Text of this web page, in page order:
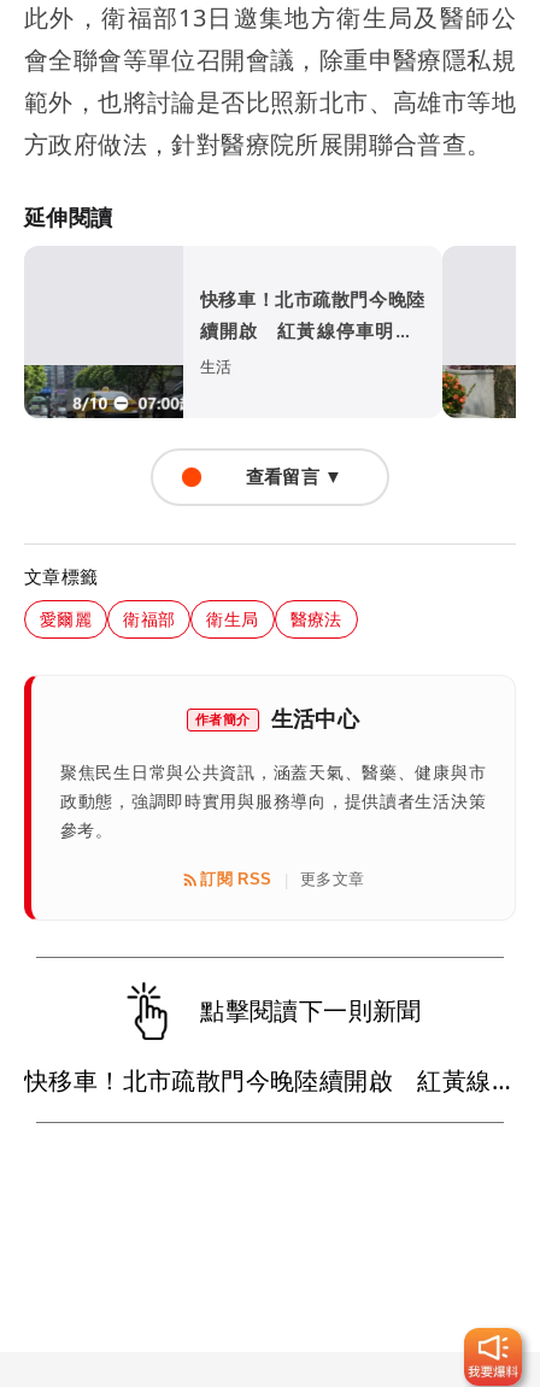
此外，衛福部13日邀集地方衛生局及醫師公
會全聯會等單位召開會議，除重申醫療隱私規
範外，也將討論是否比照新北市、高雄市等地
方政府做法，針對醫療院所展開聯合普查。
延伸閱讀
快移車！北市疏散門今晚陸
續開啟 紅黃線停車明早7
時拖吊
生活
查看留言 ▼
文章標籤
愛爾麗 衛福部 衛生局 醫療法
作者簡介 生活中心
聚焦民生日常與公共資訊，涵蓋天氣、醫藥、健康與市
政動態，強調即時實用與服務導向，提供讀者生活決策
參考。
訂閱 RSS | 更多文章
點擊閱讀下一則新聞
快移車！北市疏散門今晚陸續開啟 紅黃線停車明早7時拖吊